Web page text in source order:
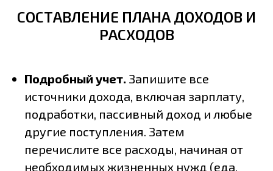
СОСТАВЛЕНИЕ ПЛАНА ДОХОДОВ И
РАСХОДОВ
Подробный учет. Запишите все
источники дохода, включая зарплату,
подработки, пассивный доход и любые
другие поступления. Затем
перечислите все расходы, начиная от
необходимых жизненных нужд (еда,